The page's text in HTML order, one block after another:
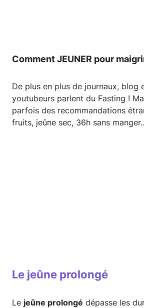
Comment JEUNER pour
De plus en plus de journaux, blog
youtubeurs parlent du Fasting !
parfois des recommandations
fruits, jeûne sec, 36h sans
Le jeûne prolongé
Le jeûne prolongé dépasse les